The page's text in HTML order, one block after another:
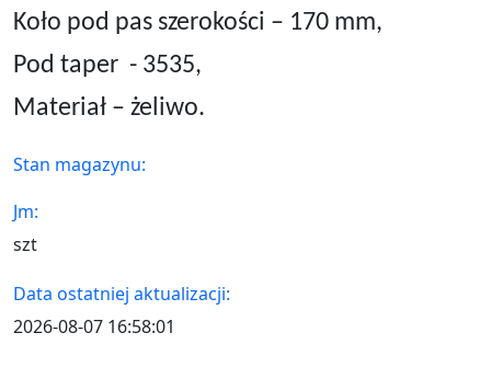
Koło pod pas szerokości – 170 mm,
Pod taper - 3535,
Materiał – żeliwo.
Stan magazynu:
Jm:
szt
Data ostatniej aktualizacji:
2026-08-07 16:58:01